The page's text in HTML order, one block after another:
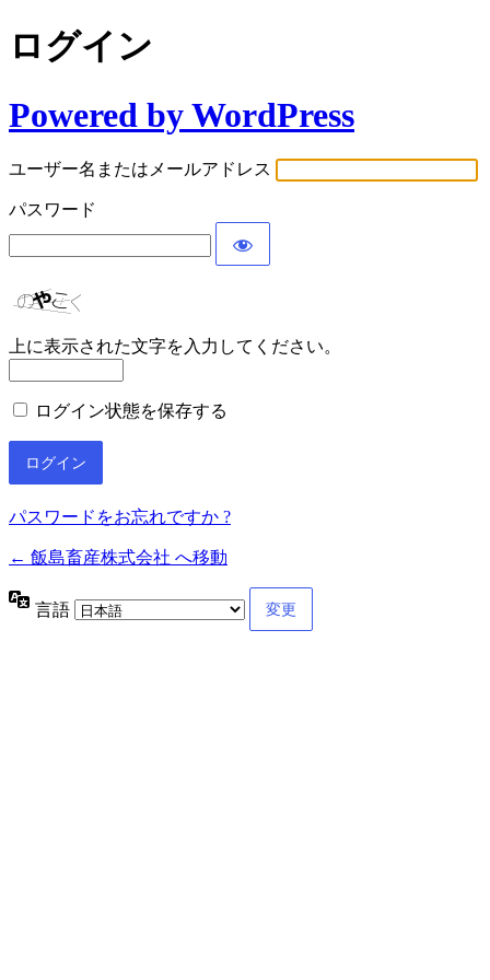
ログイン
Powered by WordPress
ユーザー名またはメールアドレス
パスワード
上に表示された文字を入力してください。
ログイン状態を保存する
パスワードをお忘れですか ?
← 飯島畜産株式会社 へ移動
言語